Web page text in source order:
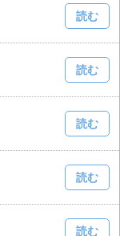
読む
読む
読む
読む
読む